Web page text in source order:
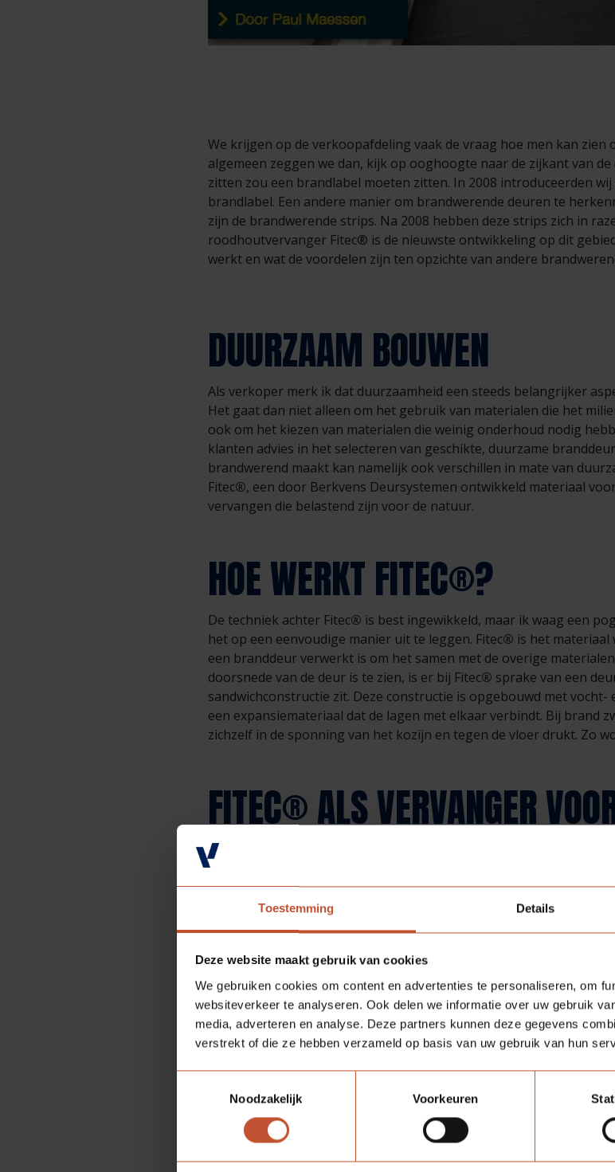
Toestemming Details
Deze website maakt gebruik van cookies
We gebruiken cookies om content en advertenties te personaliseren, om
websiteverkeer te analyseren. Ook delen we informatie over uw gebruik
media, adverteren en analyse. Deze partners kunnen deze gegevens
verstrekt of die ze hebben verzameld op basis van uw gebruik van hun
Noodzakelijk
Voorkeuren
We krijgen op de verkoopafdeling vaak de vraag hoe men kan zien
algemeen zeggen we dan, kijk op ooghoogte naar de zijkant van
zitten zou een brandlabel moeten zitten. In 2008 introduceerden
brandlabel. Een andere manier om brandwerende deuren te
zijn de brandwerende strips. Na 2008 hebben deze strips zich in
roodhoutvervanger Fitec® is de nieuwste ontwikkeling op dit
werkt en wat de voordelen zijn ten opzichte van andere
DUURZAAM BOUWEN
Als verkoper merk ik dat duurzaamheid een steeds belangrijker
Het gaat dan niet alleen om het gebruik van materialen die het
ook om het kiezen van materialen die weinig onderhoud nodig
klanten advies in het selecteren van geschikte, duurzame
brandwerend maakt kan namelijk ook verschillen in mate van
Fitec®, een door Berkvens Deursystemen ontwikkeld materiaal
vervangen die belastend zijn voor de natuur.
HOE WERKT FITEC®?
De techniek achter Fitec® is best ingewikkeld, maar ik waag een
het op een eenvoudige manier uit te leggen. Fitec® is het materiaal
een branddeur verwerkt is om het samen met de overige
doorsnede van de deur is te zien, is er bij Fitec® sprake van een
sandwichconstructie zit. Deze constructie is opgebouwd met
een expansiemateriaal dat de lagen met elkaar verbindt. Bij brand
zichzelf in de sponning van het kozijn en tegen de vloer drukt. Zo
FITEC® ALS VERVANGER
ANDERE MATERIALEN
Mijn klanten geven de voorkeur aan producten en materialen die
gebouw opleveren dat onderhoudsvriendelijk is en waarvan de
afsluiting te creëren. Maar doordat de strips buiten de deur zitten,
van de deur en blootstelling aan zowel zon en vocht kunnen
van de deur afvallen.
Fitec ®voorkomt deze slijtage door het brandwerende materiaal als
kantlat of Topkantkantafwerking van de deur. Hierdoor is het
beschermd tegen beschadigingen. Daarnaast is Fitec®een sterk en
natuurlijk hout is namelijk ‘spanning’ aanwezig. Deze spanning
scheluwtrekken van deuren. Deze spanning ontbreekt bij Fitec
,
dagelijks gebruik vele malen kleiner is.